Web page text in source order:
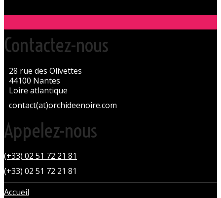
Contactez-nous
28 rue des Olivettes
44100 Nantes
Loire atlantique
contact(at)orchideenoire.com
Appelez-nous
(+33) 02 51 72 21 81
(+33) 02 51 72 21 81
Accueil